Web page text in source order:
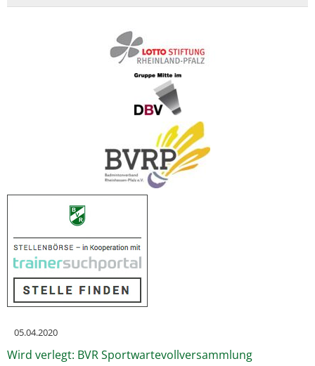
05.04.2020
Wird verlegt: BVR Sportwartevollversammlung